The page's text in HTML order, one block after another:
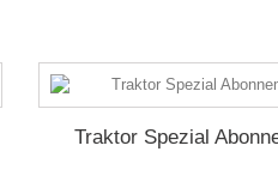
Traktor Spezial